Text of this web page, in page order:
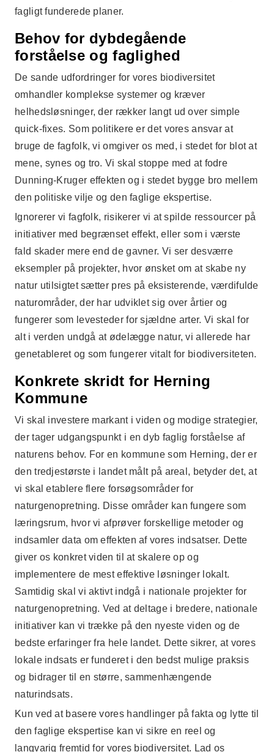
fagligt funderede planer.
Behov for dybdegående
forståelse og faglighed
De sande udfordringer for vores biodiversitet
omhandler komplekse systemer og kræver
helhedsløsninger, der rækker langt ud over simple
quick-fixes. Som politikere er det vores ansvar at
bruge de fagfolk, vi omgiver os med, i stedet for blot at
mene, synes og tro. Vi skal stoppe med at fodre
Dunning-Kruger effekten og i stedet bygge bro mellem
den politiske vilje og den faglige ekspertise.
Ignorerer vi fagfolk, risikerer vi at spilde ressourcer på
initiativer med begrænset effekt, eller som i værste
fald skader mere end de gavner. Vi ser desværre
eksempler på projekter, hvor ønsket om at skabe ny
natur utilsigtet sætter pres på eksisterende, værdifulde
naturområder, der har udviklet sig over årtier og
fungerer som levesteder for sjældne arter. Vi skal for
alt i verden undgå at ødelægge natur, vi allerede har
genetableret og som fungerer vitalt for biodiversiteten.
Konkrete skridt for Herning
Kommune
Vi skal investere markant i viden og modige strategier,
der tager udgangspunkt i en dyb faglig forståelse af
naturens behov. For en kommune som Herning, der er
den tredjestørste i landet målt på areal, betyder det, at
vi skal etablere flere forsøgsområder for
naturgenopretning. Disse områder kan fungere som
læringsrum, hvor vi afprøver forskellige metoder og
indsamler data om effekten af vores indsatser. Dette
giver os konkret viden til at skalere op og
implementere de mest effektive løsninger lokalt.
Samtidig skal vi aktivt indgå i nationale projekter for
naturgenopretning. Ved at deltage i bredere, nationale
initiativer kan vi trække på den nyeste viden og de
bedste erfaringer fra hele landet. Dette sikrer, at vores
lokale indsats er funderet i den bedst mulige praksis
og bidrager til en større, sammenhængende
naturindsats.
Kun ved at basere vores handlinger på fakta og lytte til
den faglige ekspertise kan vi sikre en reel og
langvarig fremtid for vores biodiversitet. Lad os